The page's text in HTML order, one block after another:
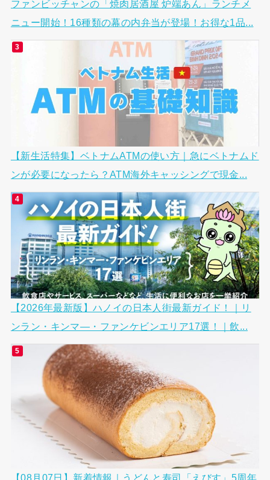
ファンビッチャンの「焼肉居酒屋 炉端あん」ランチメ
ニュー開始！16種類の幕の内弁当が登場！お得な1品...
【新生活特集】ベトナムATMの使い方｜急にベトナムド
ンが必要になったら？ATM海外キャッシングで現金...
【2026年最新版】ハノイの日本人街最新ガイド！｜リ
ンラン・キンマ―・ファンケビンエリア17選！｜飲...
【08月07日】新着情報｜うどんと寿司「えびす」5周年